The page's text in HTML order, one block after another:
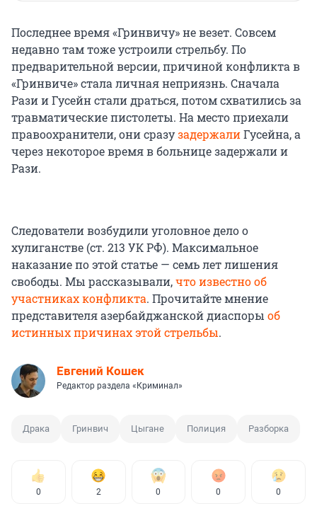
Последнее время «Гринвичу» не везет. Совсем
недавно там тоже устроили стрельбу. По
предварительной версии, причиной конфликта в
«Гринвиче» стала личная неприязнь. Сначала
Рази и Гусейн стали драться, потом схватились за
травматические пистолеты. На место приехали
правоохранители, они сразузадержалиГусейна, а
через некоторое время в больнице задержали и
Рази.
Следователи возбудили уголовное дело о
хулиганстве (ст. 213 УК РФ). Максимальное
наказание по этой статье — семь лет лишения
свободы. Мы рассказывали,что известно об
участниках конфликта. Прочитайте мнение
представителя азербайджанской диаспоры об
истинных причинах этой стрельбы.
Евгений Кошек
Редактор раздела «Криминал»
Драка Гринвич Цыгане Полиция Разборка
0 2 0 0 0